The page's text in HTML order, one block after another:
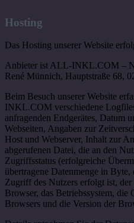
Hosting
Das Hosting unserer Website
Anbieter ist ALL-INKL.COM –
René Münnich, Hauptstraße 68,
Beim Besuch unserer Website
INKL.COM verschiedene
anfragenden Endgerätes, Datum
Webseiten, Angaben zur
Host und Webserver, Inhalt zur
abgerufenen Datei, die an den
Zugriffsstatus (erfolgreiche
übertragene Datenmenge in
Zugriff des Nutzers erfolgt ist,
Browser, das Betriebssystem, die
Browsers und die Version der